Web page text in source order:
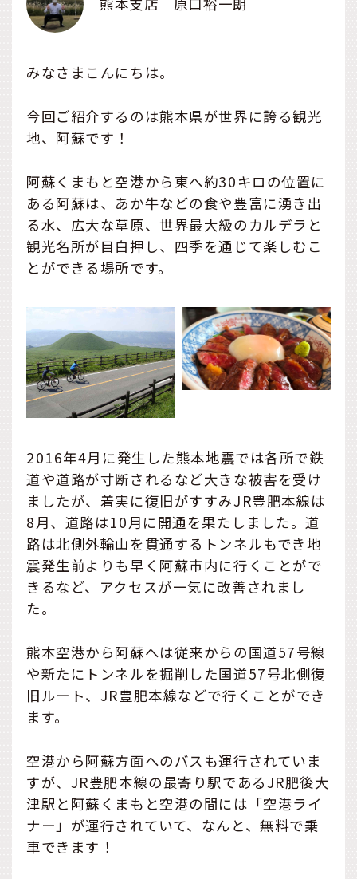
みなさまこんにちは。
今回ご紹介するのは熊本県が世界に誇る観光
地、阿蘇です！
阿蘇くまもと空港から東へ約30キロの位置に
ある阿蘇は、あか牛などの食や豊富に湧き出
る水、広大な草原、世界最大級のカルデラと
観光名所が目白押し、四季を通じて楽しむこ
とができる場所です。
2016年4月に発生した熊本地震では各所で鉄
道や道路が寸断されるなど大きな被害を受け
ましたが、着実に復旧がすすみJR豊肥本線は
8月、道路は10月に開通を果たしました。道
路は北側外輪山を貫通するトンネルもでき地
震発生前よりも早く阿蘇市内に行くことがで
きるなど、アクセスが一気に改善されまし
た。
熊本空港から阿蘇へは従来からの国道57号線
や新たにトンネルを掘削した国道57号北側復
旧ルート、JR豊肥本線などで行くことができ
ます。
空港から阿蘇方面へのバスも運行されていま
すが、JR豊肥本線の最寄り駅であるJR肥後大
津駅と阿蘇くまもと空港の間には「空港ライ
ナー」が運行されていて、なんと、無料で乗
車できます！